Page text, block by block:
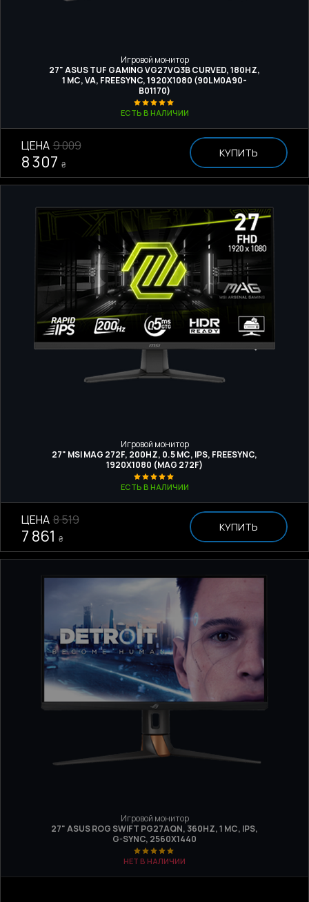
Игровой монитор
27" ASUS TUF GAMING VG27VQ3B CURVED, 180HZ,
1 МС, VA, FREESYNC, 1920Х1080 (90LM0A90-
B01170)
ЕСТЬ В НАЛИЧИИ
ЦЕНА 9 009
8 307 ₴
КУПИТЬ
Игровой монитор
27" MSI MAG 272F, 200HZ, 0.5 МС, IPS, FREESYNC,
1920Х1080 (MAG 272F)
ЕСТЬ В НАЛИЧИИ
ЦЕНА 8 519
7 861 ₴
КУПИТЬ
Игровой монитор
27" ASUS ROG SWIFT PG27AQN, 360HZ, 1 МС, IPS,
G-SYNC, 2560X1440
НЕТ В НАЛИЧИИ